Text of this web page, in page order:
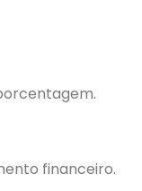
financeiro.